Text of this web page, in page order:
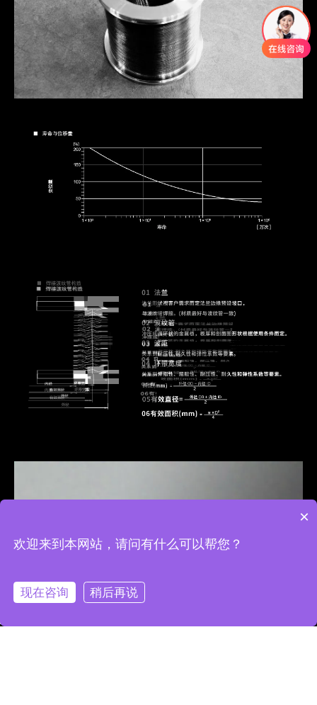
13338877447
0523-84527258
jjdaming@163.com
×
欢迎来到本网站，请问有什么可以帮您？
现在咨询 稍后再说